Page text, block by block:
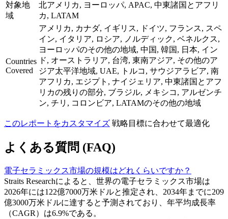
対象地
域
北アメリカ, ヨーロッパ, APAC, 中東諸国とアフリ
カ, LATAM
Countries
Covered
アメリカ, カナダ, イギリス, ドイツ, フランス, スペ
イン, イタリア, ロシア, ノルディック, ベネルクス,
ヨーロッパのその他の地域, 中国, 韓国, 日本, イン
ド, オーストラリア, 台湾, 東南アジア, その他のア
ジア太平洋地域, UAE, トルコ, サウジアラビア, 南
アフリカ, エジプト, ナイジェリア, 中東諸国とアフ
リカの残りの部分, ブラジル, メキシコ, アルゼンチ
ン, チリ, コロンビア, LATAMのその他の地域
このレポートをカスタマイズ 戦略目標に合わせて最適化
よくある質問 (FAQ)
電子セラミックス市場の規模はどれくらいですか？
Straits Researchによると、世界の電子セラミックス市場は
2026年には122億7000万米ドルと推定され、2034年までに209
億3000万米ドルに達すると予測されており、年平均成長率
（CAGR）は6.9%である。